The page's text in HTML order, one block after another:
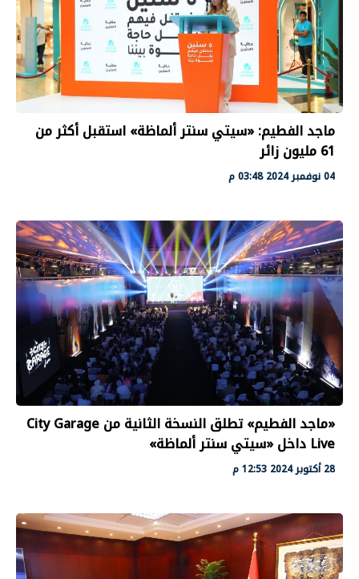
ماجد الفطيم: «سيتي سنتر ألماظة» استقبل أكثر من
61 مليون زائر
04 نوفمبر 2024 03:48 م
«ماجد الفطيم» تطلق النسخة الثانية من City Garage
Live داخل «سيتي سنتر ألماظة»
28 أكتوبر 2024 12:53 م